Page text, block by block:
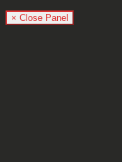
× Close Panel